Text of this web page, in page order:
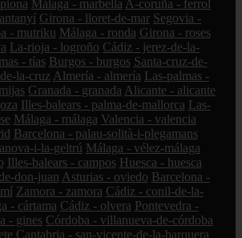
Málaga - marbella A-coruña - ferrol
Girona - lloret-de-mar Segovia -
- mutriku Málaga - ronda Girona - roses
La-rioja - logroño Cádiz - jerez-de-la-
- tías Burgos - burgos Santa-cruz-de-
la-cruz Almería - almería Las-palmas -
Granada - granada Alicante - alicante
Illes-balears - palma-de-mallorca Las-
Málaga - málaga Valencia - valencia
Barcelona - palau-solità-i-plegamans
i-la-geltrú Málaga - vélez-málaga
Illes-balears - campos Huesca - huesca
don-juan Asturias - oviedo Barcelona -
Zamora - zamora Cádiz - conil-de-la-
- cártama Cádiz - olvera Pontevedra -
- gines Córdoba - villanueva-de-córdoba
Cantabria - san-vicente-de-la-barquera